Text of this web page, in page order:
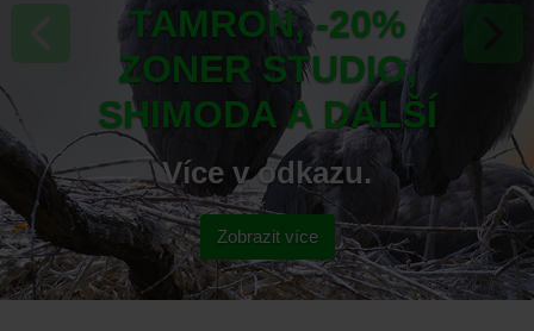
TAMRON, -20%
ZONER STUDIO,
SHIMODA A DALŠÍ
Více v odkazu.
Zobrazit více